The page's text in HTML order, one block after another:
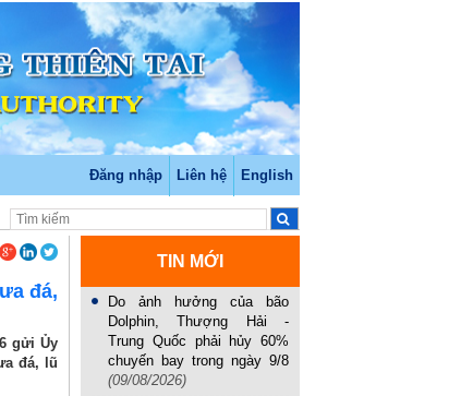
Đăng nhập Liên hệ English
đá,
gửi Ủy
đá, lũ
TIN MỚI
Do ảnh hưởng của bão
Dolphin, Thượng Hải -
Trung Quốc phải hủy 60%
chuyến bay trong ngày 9/8
(09/08/2026)